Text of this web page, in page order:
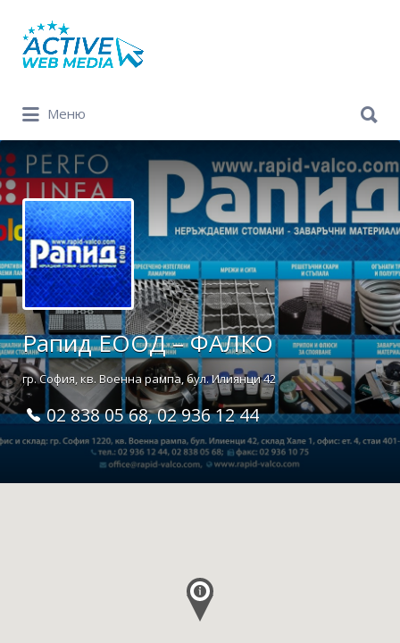
Search
for:
Меню
for:
Рапид ЕООД – ФАЛКО
гр. София, кв. Военна рампа, бул. Илиянци 42
02 838 05 68, 02 936 12 44